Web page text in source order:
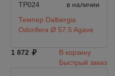
TP024
в наличии
Темпер Dalbergia
Odorifera Ø 57.5 Agave
1 872
В корзину
Быстрый заказ